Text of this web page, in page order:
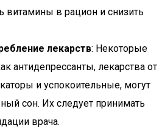
витамины в рацион и снизить
лекарств: Некоторые
антидепрессанты, лекарства от
и успокоительные, могут
сон. Их следует принимать
врача.